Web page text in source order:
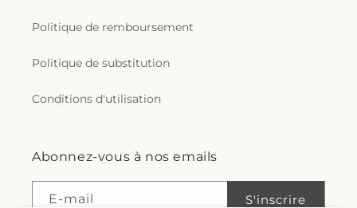
Politique de remboursement
Politique de substitution
Conditions d'utilisation
Abonnez-vous à nos emails
E-mail S'inscrire